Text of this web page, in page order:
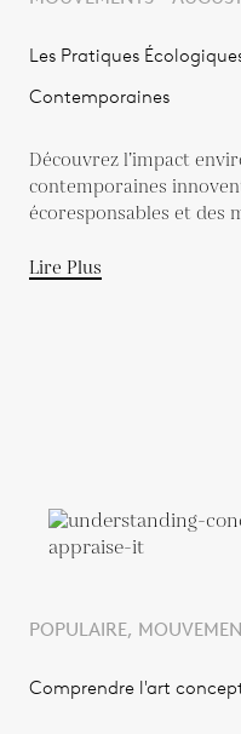
Les Pratiques
Contemporaines
Découvrez l’impact
contemporaines
écoresponsables et des
Lire Plus
POPULAIRE,
Comprendre l'art